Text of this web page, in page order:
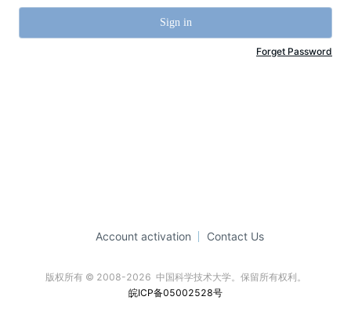
Sign in
Forget Password
Account activation Contact Us
版权所有 © 2008-2026  中国科学技术大学。保留所有权利。
皖ICP备05002528号